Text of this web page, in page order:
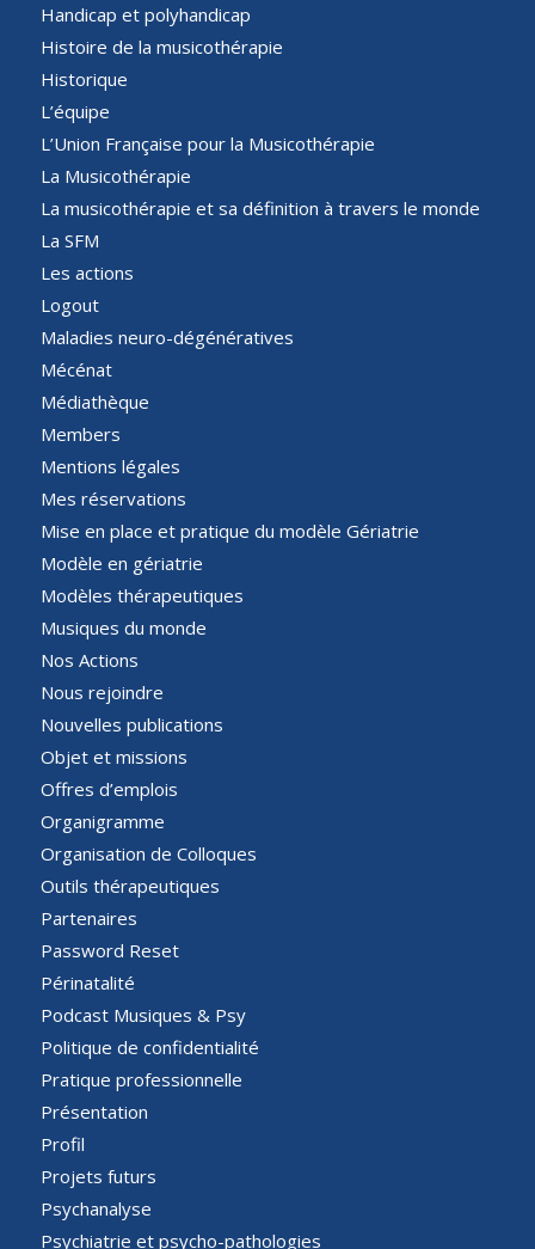
Handicap et polyhandicap
Histoire de la musicothérapie
Historique
L’équipe
L’Union Française pour la Musicothérapie
La Musicothérapie
La musicothérapie et sa définition à travers le monde
La SFM
Les actions
Logout
Maladies neuro-dégénératives
Mécénat
Médiathèque
Members
Mentions légales
Mes réservations
Mise en place et pratique du modèle Gériatrie
Modèle en gériatrie
Modèles thérapeutiques
Musiques du monde
Nos Actions
Nous rejoindre
Nouvelles publications
Objet et missions
Offres d’emplois
Organigramme
Organisation de Colloques
Outils thérapeutiques
Partenaires
Password Reset
Périnatalité
Podcast Musiques & Psy
Politique de confidentialité
Pratique professionnelle
Présentation
Profil
Projets futurs
Psychanalyse
Psychiatrie et psycho-pathologies